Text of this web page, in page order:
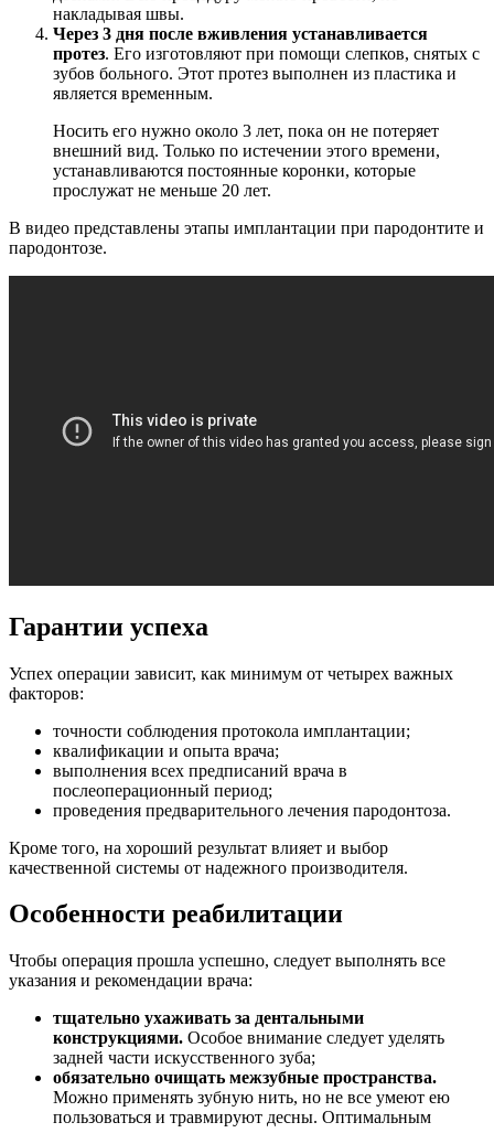
накладывая швы.
Через 3 дня после вживления устанавливается
протез. Его изготовляют при помощи слепков, снятых с
зубов больного. Этот протез выполнен из пластика и
является временным.
Носить его нужно около 3 лет, пока он не потеряет
внешний вид. Только по истечении этого времени,
устанавливаются постоянные коронки, которые
прослужат не меньше 20 лет.
В видео представлены этапы имплантации при пародонтите и
пародонтозе.
Гарантии успеха
Успех операции зависит, как минимум от четырех важных
факторов:
точности соблюдения протокола имплантации;
квалификации и опыта врача;
выполнения всех предписаний врача в
послеоперационный период;
проведения предварительного лечения пародонтоза.
Кроме того, на хороший результат влияет и выбор
качественной системы от надежного производителя.
Особенности реабилитации
Чтобы операция прошла успешно, следует выполнять все
указания и рекомендации врача:
тщательно ухаживать за дентальными
конструкциями. Особое внимание следует уделять
задней части искусственного зуба;
обязательно очищать межзубные пространства.
Можно применять зубную нить, но не все умеют ею
пользоваться и травмируют десны. Оптимальным